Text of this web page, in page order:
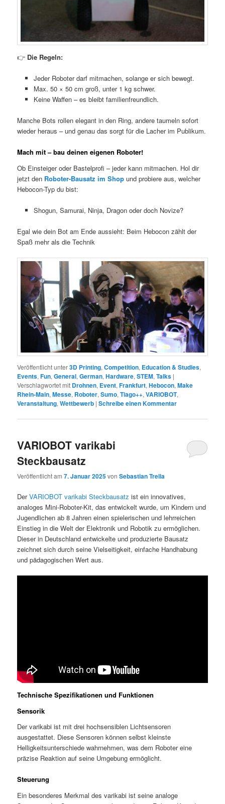
👉 Die Regeln:
Jeder Roboter darf mitmachen, solange er sich bewegt.
Max. 50 × 50 cm groß, unter 1 kg schwer.
Keine Waffen – es bleibt familienfreundlich.
Manche Bots rollen elegant in den Ring, andere taumeln sofort
wieder heraus – und genau das sorgt für die Lacher im Publikum.
Mach mit – bau deinen eigenen Roboter!
Ob Einsteiger oder Bastelprofi – jeder kann mitmachen. Hol dir
jetzt den Roboter-Bausatz im Shop und probiere aus, welcher
Hebocon-Typ du bist:
Shogun, Samurai, Ninja, Dragon oder doch Novize?
Egal wie dein Bot am Ende aussieht: Beim Hebocon zählt der
Spaß mehr als die Technik
Veröffentlicht unter3D Printing,Competition, Education & Studies,
Events,Fun,General,German,Hardware,STEM,Talks |
Verschlagwortet mit Drohnen, Event,Frankfurt,Hebocon,Make
Rhein-Main,Messe, Roboter,Sumo,Tiago++,VARIOBOT,
Veranstaltung,Wettbewerb |Schreibe einen Kommentar
VARIOBOT varikabi
Steckbausatz
Veröffentlicht am7. Januar 2025vonSebastian Trella
DerVARIOBOT varikabi Steckbausatz ist ein innovatives,
analoges Mini-Roboter-Kit, das entwickelt wurde, um Kindern und
Jugendlichen ab 8 Jahren einen spielerischen und lehrreichen
Einstieg in die Welt der Elektronik und Robotik zu ermöglichen.
Dieser in Deutschland entwickelte und produzierte Bausatz
zeichnet sich durch seine Vielseitigkeit, einfache Handhabung
und pädagogischen Wert aus.
Technische Spezifikationen und Funktionen
Sensorik
Der varikabi ist mit drei hochsensiblen Lichtsensoren
ausgestattet. Diese Sensoren können selbst kleinste
Helligkeitsunterschiede wahrnehmen, was dem Roboter eine
präzise Reaktion auf seine Umgebung ermöglicht.
Steuerung
Ein besonderes Merkmal des varikabi ist seine analoge